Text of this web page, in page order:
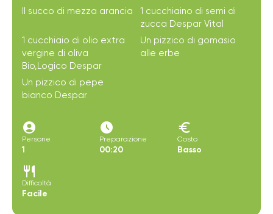
Il succo di mezza arancia
1 cucchiaino di semi di
zucca Despar Vital
1 cucchiaio di olio extra
vergine di oliva
Bio,Logico Despar
Un pizzico di gomasio
alle erbe
Un pizzico di pepe
bianco Despar
account_circle
Persone
1
access_time_filled
Preparazione
00:20
euro
Costo
Basso
restaurant
Difficoltà
Facile